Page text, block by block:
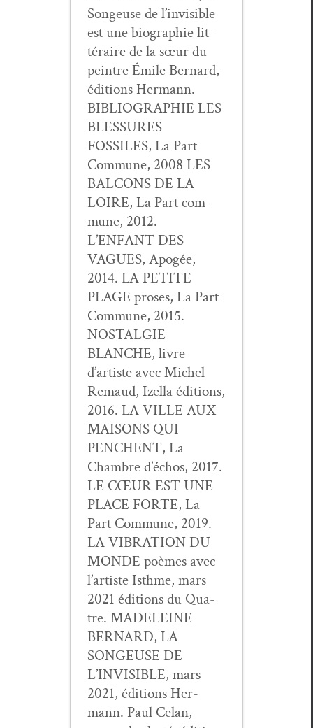
Songeuse de l’invisible
est une biogra­phie lit­
téraire de la sœur du
pein­tre Émile Bernard,
édi­tions Her­mann.
BIBLIOGRAPHIE LES
BLESSURES
FOSSILES, La Part
Com­mune, 2008 LES
BALCONS DE LA
LOIRE, La Part com­
mune, 2012.
L’ENFANT DES
VAGUES, Apogée,
2014. LA PETITE
PLAGE pros­es, La Part
Com­mune, 2015.
NOSTALGIE
BLANCHE, livre
d’artiste avec Michel
Remaud, Izel­la édi­tions,
2016. LA VILLE AUX
MAISONS QUI
PENCHENT, La
Cham­bre d’échos, 2017.
LE CŒUR EST UNE
PLACE FORTE, La
Part Com­mune, 2019.
LA VIBRATION DU
MONDE poèmes avec
l’artiste Isthme, mars
2021 édi­tions du Qua­
tre. MADELEINE
BERNARD, LA
SONGEUSE DE
L’INVISIBLE, mars
2021, édi­tions Her­
mann. Paul Celan,